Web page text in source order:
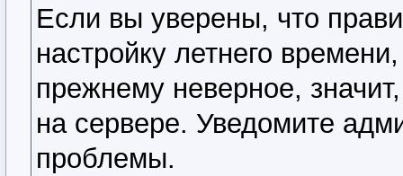
Если вы уверены, что
настройку летнего
прежнему неверное,
на сервере. Уведомите
проблемы.